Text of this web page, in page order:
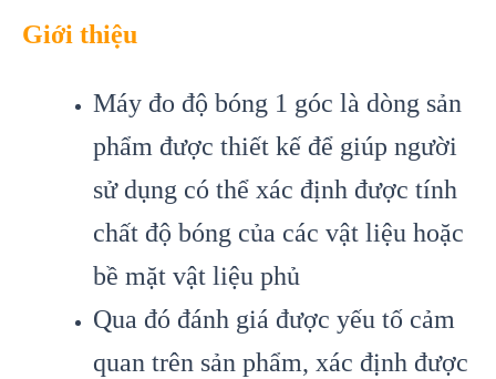
Giới thiệu
Máy đo độ bóng 1 góc là dòng sản
phẩm được thiết kế để giúp người
sử dụng có thể xác định được tính
chất độ bóng của các vật liệu hoặc
bề mặt vật liệu phủ
Qua đó đánh giá được yếu tố cảm
quan trên sản phẩm, xác định được